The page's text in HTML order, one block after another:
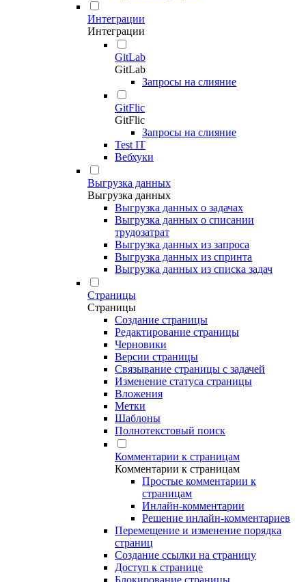
Интеграции
Интеграции
GitLab
GitLab
Запросы на слияние
GitFlic
GitFlic
Запросы на слияние
Test IT
Вебхуки
Выгрузка данных
Выгрузка данных
Выгрузка данных о задачах
Выгрузка данных о списании
трудозатрат
Выгрузка данных из запроса
Выгрузка данных из спринта
Выгрузка данных из списка задач
Страницы
Страницы
Создание страницы
Редактирование страницы
Черновики
Версии страницы
Связывание страницы с задачей
Изменение статуса страницы
Вложения
Метки
Шаблоны
Полнотекстовый поиск
Комментарии к страницам
Комментарии к страницам
Простые комментарии к
страницам
Инлайн-комментарии
Решение инлайн-комментариев
Перемещение и изменение порядка
страниц
Создание ссылки на страницу
Доступ к странице